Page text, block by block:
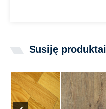
Susiję produktai